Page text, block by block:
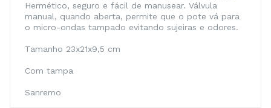
Hermético, seguro e fácil de manusear. Válvula
manual, quando aberta, permite que o pote vá para
o micro-ondas tampado evitando sujeiras e odores.
Tamanho 23x21x9,5 cm
Com tampa
Sanremo